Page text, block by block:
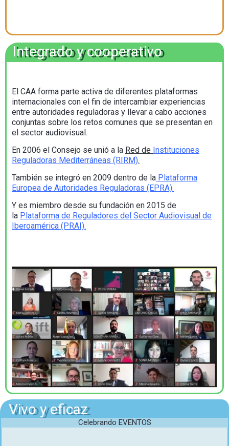
Integrado y cooperativo
El CAA forma parte activa de diferentes plataformas
internacionales con el fin de intercambiar experiencias
entre autoridades reguladoras y llevar a cabo acciones
conjuntas sobre los retos comunes que se presentan en
el sector audiovisual.
En 2006 el Consejo se unió a la Red de Instituciones
Reguladoras Mediterráneas (RIRM).
También se integró en 2009 dentro de la Plataforma
Europea de Autoridades Reguladoras (EPRA).
Y es miembro desde su fundación en 2015 de
la Plataforma de Reguladores del Sector Audiovisual de
Iberoamérica (PRAI).
Vivo y eficaz
Celebrando EVENTOS